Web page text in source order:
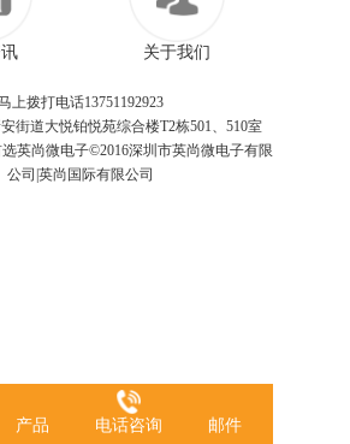
关于我们
上拨打电话13751192923
街道大悦铂悦苑综合楼T2栋501、510室
英尚微电子©2016深圳市英尚微电子有限
公司|英尚国际有限公司
产品 电话咨询 邮件